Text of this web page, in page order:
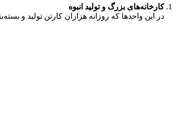
کارخانه‌های بزرگ و تولید انبوه
در این واحدها که روزانه هزاران کارتن تولید و